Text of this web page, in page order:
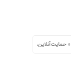
حامی همه مردم ایران »